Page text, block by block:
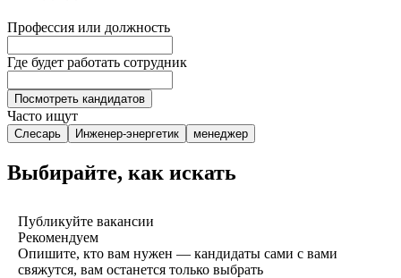
Профессия или должность
Где будет работать сотрудник
Посмотреть кандидатов
Часто ищут
Слесарь Инженер-энергетик менеджер
Выбирайте, как искать
Публикуйте вакансии
Рекомендуем
Опишите, кто вам нужен — кандидаты сами с вами
свяжутся, вам останется только выбрать